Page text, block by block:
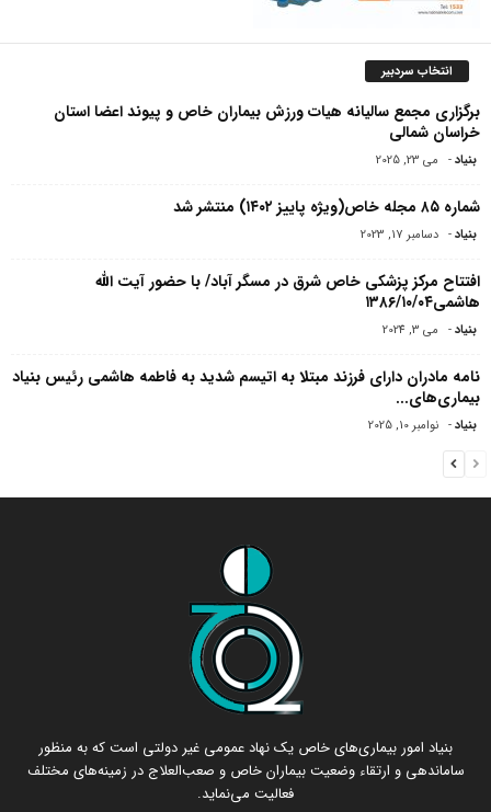
انتخاب سردبیر
برگزاری مجمع سالیانه هیات ورزش بیماران خاص و پیوند اعضا استان
خراسان شمالی
بنیاد- می 23, 2025
شماره ۸۵ مجله خاص(ویژه پاییز ۱۴۰۲) منتشر شد
بنیاد- دسامبر 17, 2023
افتتاح مرکز پزشکی خاص شرق در مسگر آباد/ با حضور آیت الله
هاشمی۱۳۸۶/۱۰/۰۴
بنیاد- می 3, 2024
نامه مادران دارای فرزند مبتلا به اتیسم شدید به فاطمه هاشمی رئیس بنیاد
بیماری‌های...
بنیاد- نوامبر 10, 2025
بنیاد امور بیماری‌های خاص یک نهاد عمومی غیر دولتی است که به منظور
ساماندهی و ارتقاء وضعیت بیماران خاص و صعب‌العلاج در زمینه‌های مختلف
فعالیت می‌نماید.